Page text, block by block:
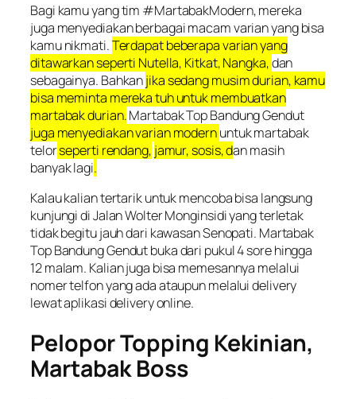
Bagi kamu yang tim #MartabakModern, mereka
juga menyediakan berbagai macam varian yang bisa
kamu nikmati.Terdapat beberapa varian yang
ditawarkan seperti Nutella, Kitkat, Nangka,dan
sebagainya. Bahkanjika sedang musim durian, kamu
bisa meminta mereka tuh untuk membuatkan
martabak durian.Martabak Top Bandung Gendut
juga menyediakan varian modernuntuk martabak
telorseperti rendang, jamur, sosis, dan masih
banyak lagi.
Kalau kalian tertarik untuk mencoba bisa langsung
kunjungi di Jalan Wolter Monginsidi yang terletak
tidak begitu jauh dari kawasan Senopati. Martabak
Top Bandung Gendut buka dari pukul 4 sore hingga
12 malam. Kalian juga bisa memesannya melalui
nomer telfon yang ada ataupun melalui delivery
lewat aplikasi delivery online.
Pelopor Topping Kekinian,
Martabak Boss